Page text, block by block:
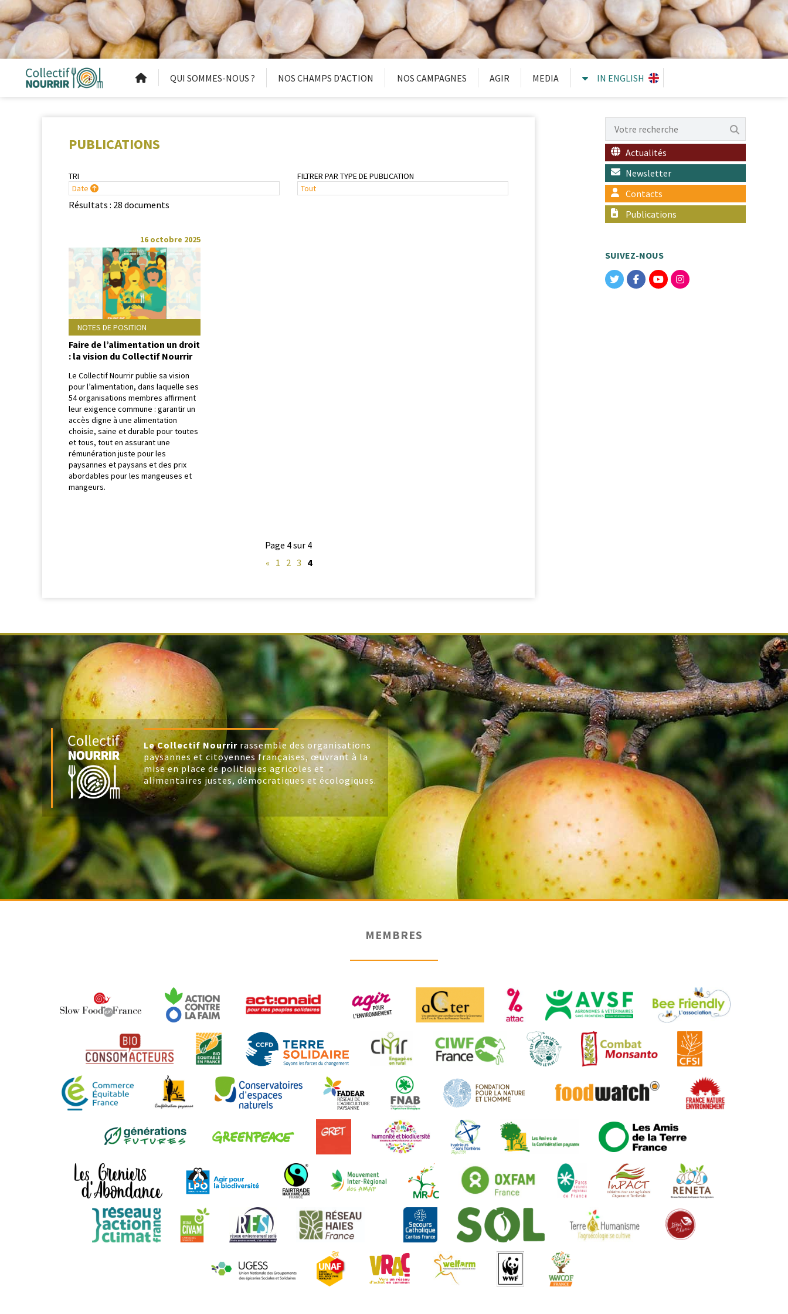
QUI SOMMES-NOUS ? NOS CHAMPS D’ACTION NOS CAMPAGNES AGIR MEDIA IN ENGLISH
PUBLICATIONS
TRI
Date
FILTRER PAR TYPE DE PUBLICATION
Tout
Résultats : 28 documents
16 octobre 2025
NOTES DE POSITION
Faire de l’alimentation un droit
: la vision du Collectif Nourrir
Le Col­lec­tif Nour­rir pub­lie sa vision
pour l’alimentation, dans laque­lle ses
54 organ­i­sa­tions mem­bres affir­ment
leur exi­gence com­mune : garan­tir un
accès digne à une ali­men­ta­tion
choisie, saine et durable pour toutes
et tous, tout en assur­ant une
rémunéra­tion juste pour les
paysannes et paysans et des prix
abor­d­ables pour les mangeuses et
mangeurs.
Page 4 sur 4
« 1 2 3 4
Actualités
Newsletter
Contacts
Publications
SUIVEZ-NOUS
Le Collectif Nourrirrassemble des organisations
paysannes et citoyennes françaises, œuvrant à la
mise en place de politiques agricoles et
alimentaires justes, démocratiques et écologiques.
MEMBRES